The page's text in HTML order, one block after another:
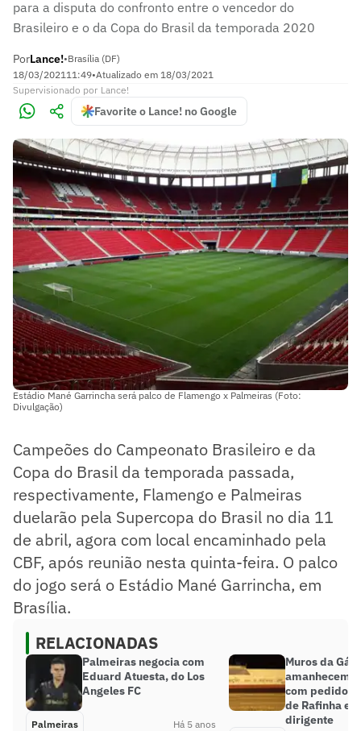
para a disputa do confronto entre o vencedor do
Brasileiro e o da Copa do Brasil da temporada 2020
PorLance!•Brasília (DF)
18/03/202111:49•Atualizado em 18/03/2021
Supervisionado por Lance!
Favorite o Lance! no Google
Estádio Mané Garrincha será palco de Flamengo x Palmeiras (Foto:
Divulgação)
Campeões do Campeonato Brasileiro e da
Copa do Brasil da temporada passada,
respectivamente, Flamengo e Palmeiras
duelarão pela Supercopa do Brasil no dia 11
de abril, agora com local encaminhado pela
CBF, após reunião nesta quinta-feira. O palco
do jogo será o Estádio Mané Garrincha, em
Brasília.
RELACIONADAS
Palmeiras negocia com
Eduard Atuesta, do Los
Angeles FC
Palmeiras Há 5 anos
Muros da
amanhecem
com pedidos
de Rafinha e
dirigente